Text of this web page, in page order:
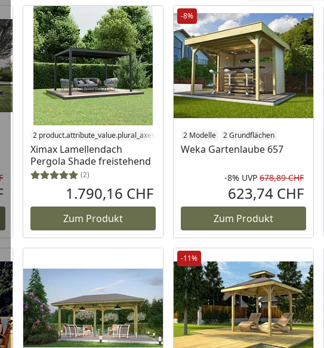
Rabatt in Prozent
Ursprünglicher Preis
2 product.attribute_value.plural_axes_labels.garden_antriebsart 2 Größen
Ximax Lamellendach
Pergola Shade freistehend
(2)
1.790,16 CHF
Zum Produkt
-8%
2 Modelle 2 Grundflächen
Weka Gartenlaube 657
-8% UVP 678,89 CHF
623,74 CHF
Zum Produkt
-11%